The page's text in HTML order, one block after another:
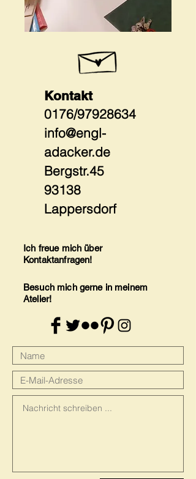
Kontakt
0176/97928634
info@engl-
adacker.de
Bergstr.45
93138
Lappersdorf
Ich freue mich über
Kontaktanfragen!
Besuch mich gerne in meinem
Atelier!